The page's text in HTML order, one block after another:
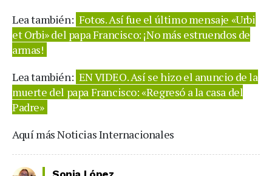
Lea también: Fotos. Así fue el último mensaje «Urbi
et Orbi» del papa Francisco: ¡No más estruendos de
armas!
Lea también: EN VIDEO. Así se hizo el anuncio de la
muerte del papa Francisco: «Regresó a la casa del
Padre»
Aquí más Noticias Internacionales